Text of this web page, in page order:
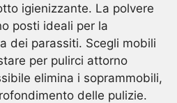
igienizzante. La polvere
posti ideali per la
dei parassiti. Scegli mobili
per pulirci attorno
elimina i soprammobili,
delle pulizie.